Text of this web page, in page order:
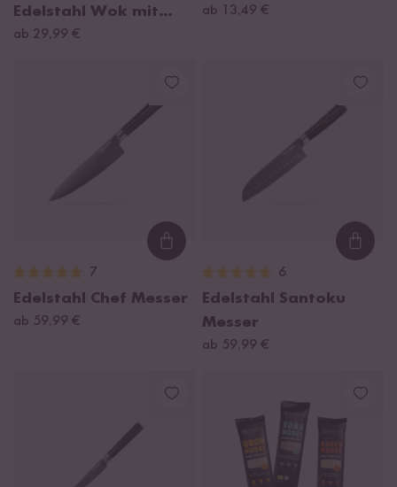
Edelstahl Wok mit
Dämpfeinsatz 30 cm
ab 29,99 €
ab 13,49 €
Loading...
7
Edelstahl Chef Messer
ab 59,99 €
6
Edelstahl Santoku
Messer
ab 59,99 €